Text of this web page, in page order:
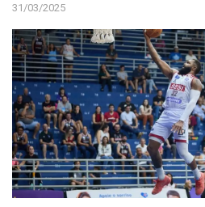
31/03/2025